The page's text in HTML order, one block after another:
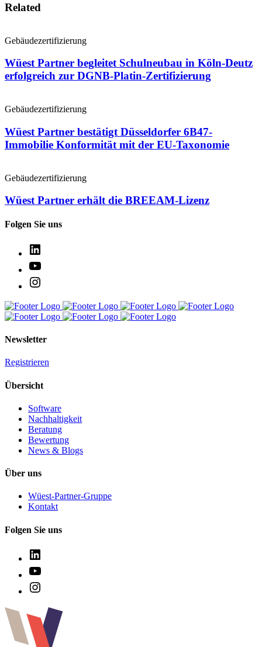
Related
Gebäudezertifizierung
Wüest Partner begleitet Schulneubau in Köln-Deutz
erfolgreich zur DGNB-Platin-Zertifizierung
Gebäudezertifizierung
Wüest Partner bestätigt Düsseldorfer 6B47-
Immobilie Konformität mit der EU-Taxonomie
Gebäudezertifizierung
Wüest Partner erhält die BREEAM-Lizenz
Folgen Sie uns
Newsletter
Registrieren
Übersicht
Software
Nachhaltigkeit
Beratung
Bewertung
News & Blogs
Über uns
Wüest-Partner-Gruppe
Kontakt
Folgen Sie uns